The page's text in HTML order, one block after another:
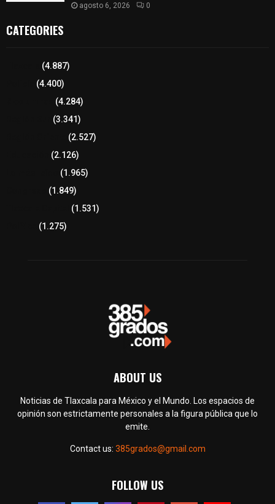
agosto 6, 2026 0
CATEGORIES
(4.887)
(4.400)
(4.284)
(3.341)
(2.527)
(2.126)
(1.965)
(1.849)
(1.531)
(1.275)
ABOUT US
Noticias de Tlaxcala para México y el Mundo. Los espacios de
opinión son estrictamente personales a la figura pública que lo
emite.
Contact us: 385grados@gmail.com
FOLLOW US